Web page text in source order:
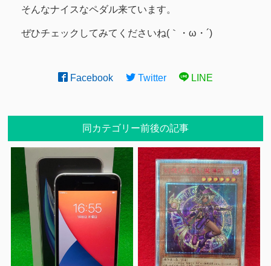
そんなナイスなペダル来ています。
ぜひチェックしてみてくださいね(｀・ω・´)ゞ
Facebook Twitter LINE
同カテゴリー前後の記事